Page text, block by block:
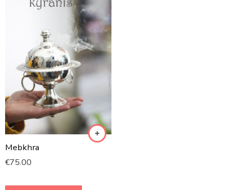
Mebkhra
€75.00